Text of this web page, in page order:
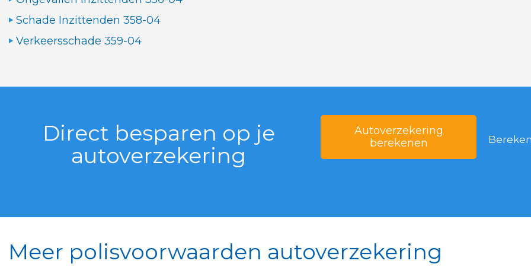
Schade Inzittenden 358-04
Verkeersschade 359-04
Direct besparen op je
autoverzekering
Autoverzekering
berekenen
Meer polisvoorwaarden autoverzekering